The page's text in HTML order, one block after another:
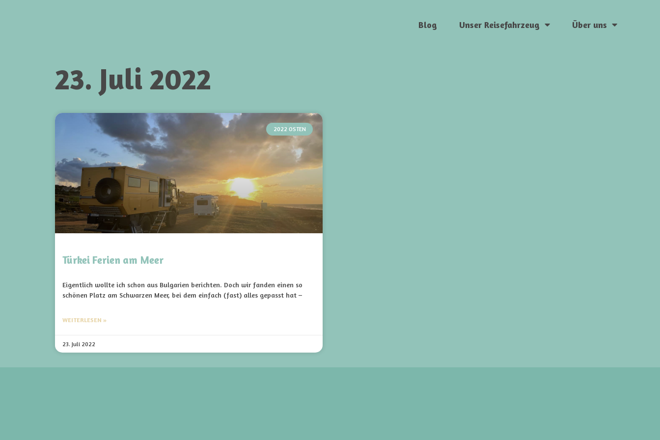
Blog Unser Reisefahrzeug Über uns
23. Juli 2022
2022 OSTEN
Türkei Ferien am Meer
Eigentlich wollte ich schon aus Bulgarien berichten. Doch wir fanden einen so
schönen Platz am Schwarzen Meer, bei dem einfach (fast) alles gepasst hat –
WEITERLESEN »
23. Juli 2022